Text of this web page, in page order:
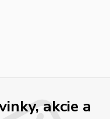
akcie a